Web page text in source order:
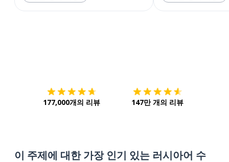
177,000개의 리뷰 147만 개의 리뷰
이 주제에 대한 가장 인기 있는 러시아어 수